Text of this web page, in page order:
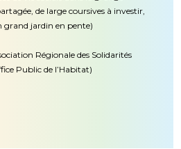
de large coursives à investir,
jardin en pente)
Régionale des Solidarités
Public de l’Habitat)